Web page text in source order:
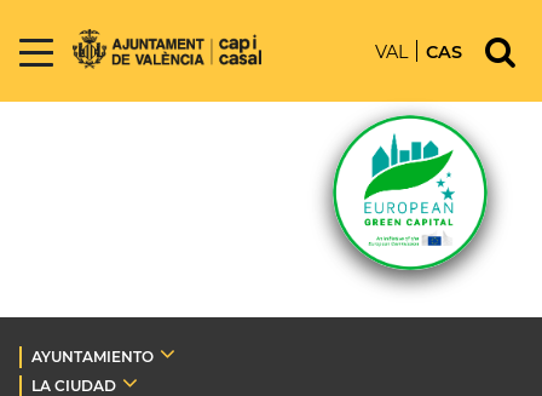
VAL CAS
AYUNTAMIENTO
LA CIUDAD